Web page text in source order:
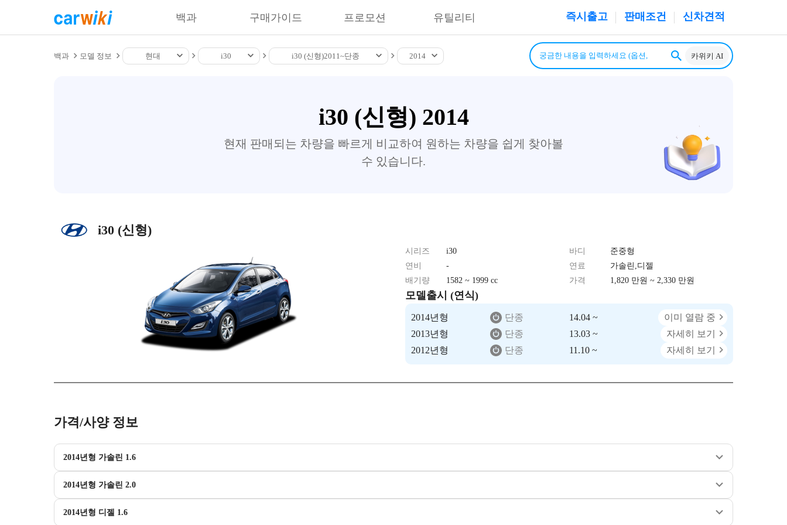
즉시출고 판매조건 신차견적
백과 구매가이드 프로모션 유틸리티
백과 모델 정보 현대 i30 i30 (신형)2011~단종 2014 카위키 AI
i30 (신형) 2014
현재 판매되는 차량을 빠르게 비교하여 원하는 차량을 쉽게 찾아볼
수 있습니다.
i30 (신형)
시리즈 i30 바디
준중형
연비
- 연료
가솔린,디젤
배기량
1582 ~ 1999 cc 가격 1,820 만원 ~ 2,330 만원
모델출시 (연식)
2014년형 단종 14.04 ~
이미 열람 중
2013년형
단종 13.03 ~
자세히 보기
2012년형
단종 11.10 ~ 자세히 보기
가격/사양 정보
2014년형 가솔린 1.6
2014년형 가솔린 2.0
2014년형 디젤 1.6